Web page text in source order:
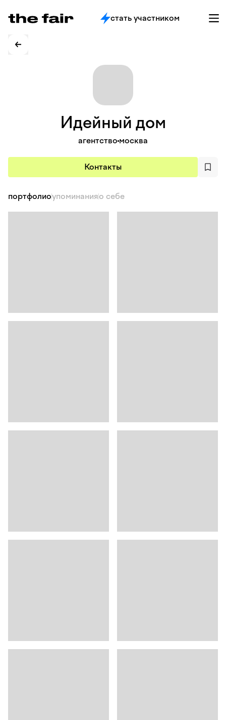
стать участником
Идейный дом
агентство москва
Контакты
портфолиоупоминанияо себе